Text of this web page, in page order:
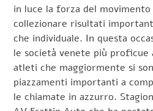
in luce la forza del
collezionare risultati
che individuale. In questa
le società venete più proficue
atleti che maggiormente si
piazzamenti importanti a
le chiamate in azzurro.